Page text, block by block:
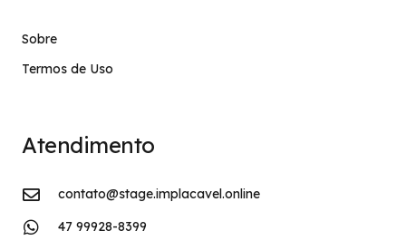
Sobre
Termos de Uso
Atendimento
contato@stage.implacavel.online
47 99928-8399